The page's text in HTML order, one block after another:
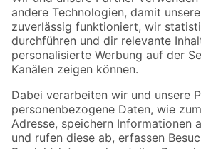
Zur Newsletter Anmeldung
Folge uns
Zahlungsarten